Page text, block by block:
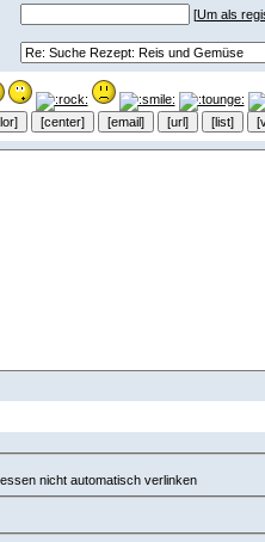
[Um als
nicht automatisch verlinken